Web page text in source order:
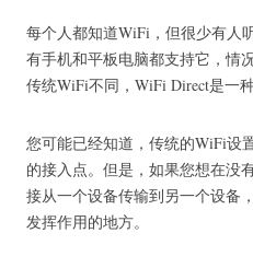
每个人都知道WiFi，但很少有人
有手机和平板电脑都支持它，情
传统WiFi不同，WiFi Direct是一
您可能已经知道，传统的WiFi设
的接入点。 但是，如果您想在没
接从一个设备传输到另一个设备
发挥作用的地方。